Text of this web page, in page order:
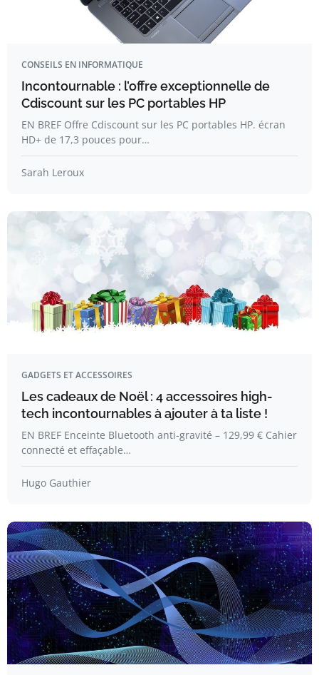
CONSEILS EN INFORMATIQUE
Incontournable : l’offre exceptionnelle de
Cdiscount sur les PC portables HP
EN BREF Offre Cdiscount sur les PC portables HP. écran
HD+ de 17,3 pouces pour…
Sarah Leroux
GADGETS ET ACCESSOIRES
Les cadeaux de Noël : 4 accessoires high-
tech incontournables à ajouter à ta liste !
EN BREF Enceinte Bluetooth anti-gravité – 129,99 € Cahier
connecté et effaçable…
Hugo Gauthier